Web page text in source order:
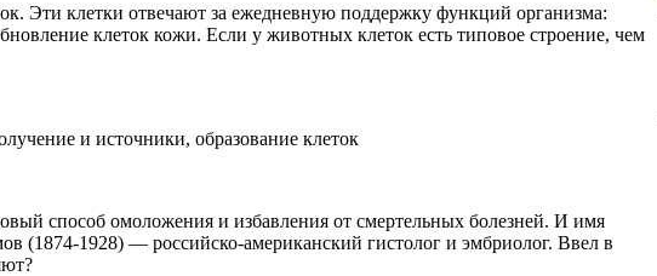
Эти клетки отвечают за ежедневную поддержку функций организма:
клеток кожи. Если у животных клеток есть типовое строение, чем
способ омоложения и избавления от смертельных болезней. И имя
(1874-1928) — российско-американский гистолог и эмбриолог. Ввел в